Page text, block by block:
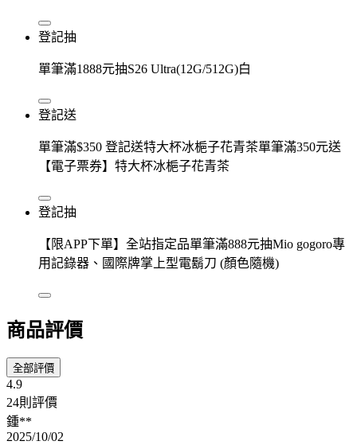
登記抽
單筆滿1888元抽S26 Ultra(12G/512G)白
登記送
單筆滿$350 登記送特大杯冰梔子花青茶單筆滿350元送
【電子票券】特大杯冰梔子花青茶
登記抽
【限APP下單】全站指定品單筆滿888元抽Mio gogoro專
用記錄器、國際牌掌上型電鬍刀 (顏色隨機)
商品評價
全部評價
4.9
24則評價
鍾**
2025/10/02